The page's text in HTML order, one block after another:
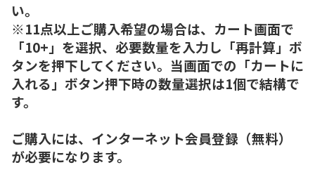
い。
※11点以上ご購入希望の場合は、カート画面で
「10+」を選択、必要数量を入力し「再計算」ボ
タンを押下してください。当画面での「カートに
入れる」ボタン押下時の数量選択は1個で結構で
す。
ご購入には、インターネット会員登録（無料）
が必要になります。